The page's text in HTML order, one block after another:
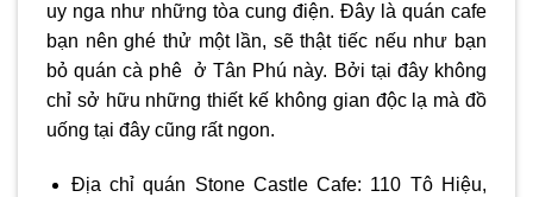
uy nga như những tòa cung điện. Đây là quán cafe
bạn nên ghé thử một lần, sẽ thật tiếc nếu như bạn
bỏ quán cà phê ở Tân Phú này. Bởi tại đây không
chỉ sở hữu những thiết kế không gian độc lạ mà đồ
uống tại đây cũng rất ngon.
Địa chỉ quán Stone Castle Cafe: 110 Tô Hiệu,